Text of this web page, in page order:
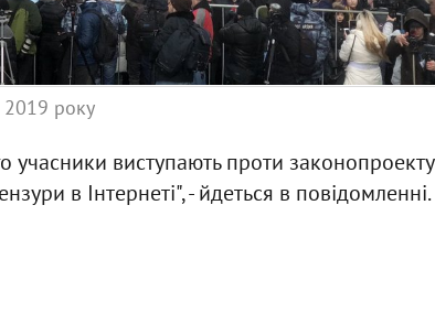
2019 року
виступають проти законопроекту
в Інтернеті", - йдеться в повідомленні.